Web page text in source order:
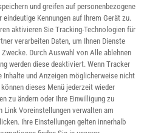
und greifen auf personenbezogene
Kennungen auf Ihrem Gerät zu.
aktivieren Sie Tracking-Technologien für
verarbeiten Daten, um Ihnen Dienste
Durch Auswahl von Alle ablehnen
werden diese deaktiviert. Wenn Tracker
und Anzeigen möglicherweise nicht
dieses Menü jederzeit wieder
zu ändern oder Ihre Einwilligung zu
Link Voreinstellungen verwalten am
Ihre Einstellungen gelten innerhalb